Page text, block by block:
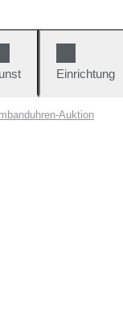
Einrichtung
Auktion